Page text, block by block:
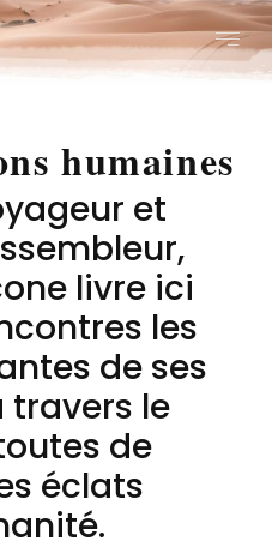
humaines
et
livre ici
les
de ses
travers le
de
éclats